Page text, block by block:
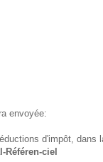
envoyée:
d'impôt, dans
Référen-ciel